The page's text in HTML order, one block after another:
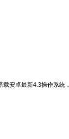
安卓最新4.3操作系统